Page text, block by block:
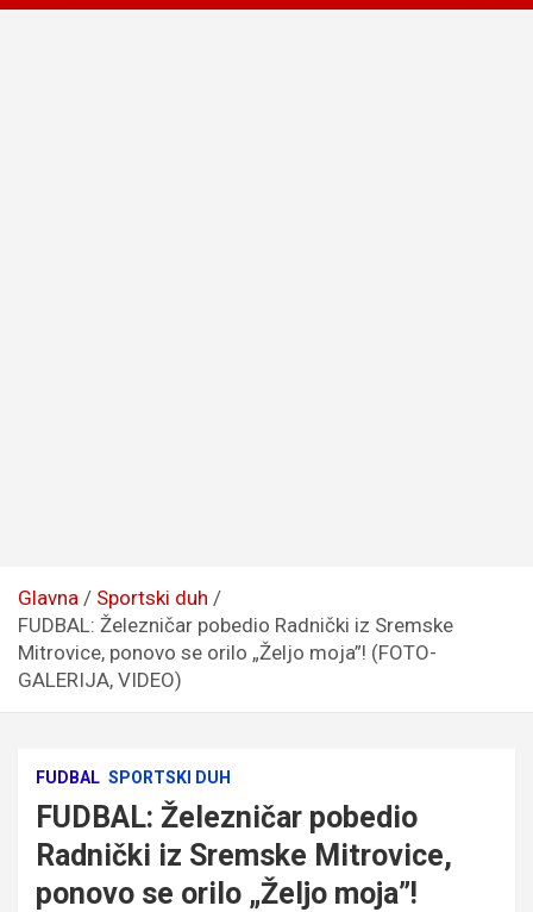
Glavna
Sportski duh
FUDBAL: Železničar pobedio Radnički iz Sremske
Mitrovice, ponovo se orilo „Željo moja”! (FOTO-
GALERIJA, VIDEO)
FUDBAL SPORTSKI DUH
FUDBAL: Železničar pobedio
Radnički iz Sremske Mitrovice,
ponovo se orilo „Željo moja”!